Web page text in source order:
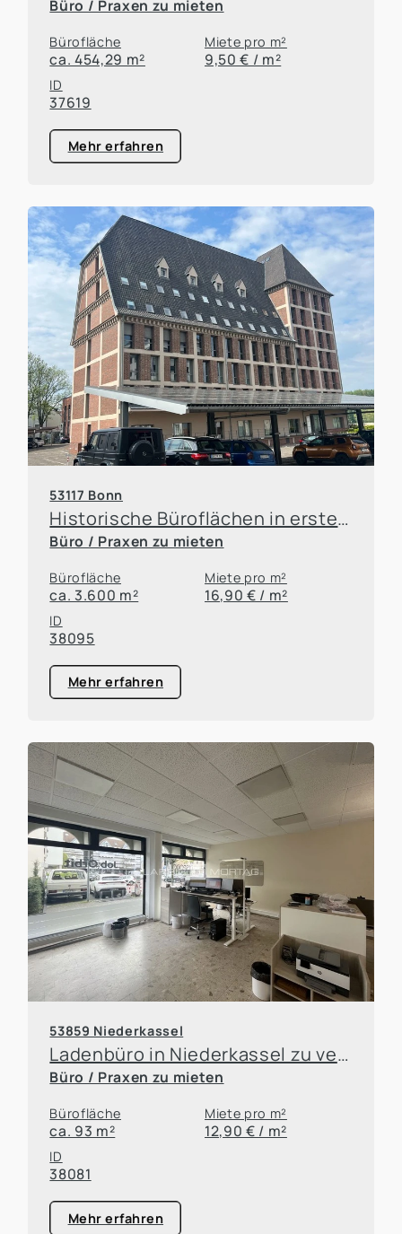
Büro / Praxen zu mieten
Bürofläche
ca. 454,29 m²
Miete pro m²
9,50 € / m²
ID
37619
Mehr erfahren
53117 Bonn
Historische Büroflächen in erster Rheinlage! Renovierung nach Mieterwunsch
Büro / Praxen zu mieten
Bürofläche
ca. 3.600 m²
Miete pro m²
16,90 € / m²
ID
38095
Mehr erfahren
53859 Niederkassel
Ladenbüro in Niederkassel zu vermieten!
Büro / Praxen zu mieten
Bürofläche
ca. 93 m²
Miete pro m²
12,90 € / m²
ID
38081
Mehr erfahren